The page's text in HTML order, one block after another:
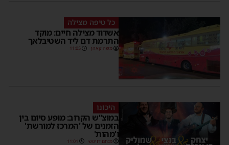
כל טיפה מצילה
אשדוד מצילה חיים: מוקד
התרמת דם ליד השטיבלאך
משה קאהן 11:05
היכונו
במוצ”ש הקרוב: מופע סיום בין
הזמנים של 'המרכז למורשת'
ו'מהות'
מנחם דויטש 11:01